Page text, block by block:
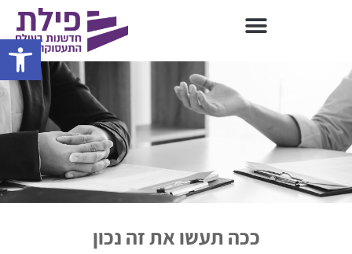
פתח
ככה תעשו את זה נכון